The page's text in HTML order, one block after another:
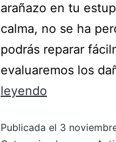
arañazo en tu
calma, no se ha
podrás reparar
evaluaremos los
leyendo
Publicada el 3